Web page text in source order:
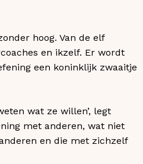
hoog. Van de elf
en ikzelf. Er wordt
een koninklijk zwaaitje
wat ze willen’, legt
met anderen, wat niet
en die met zichzelf